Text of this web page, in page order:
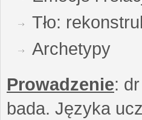
Tło:
Archetypy
Prowadzenie:
bada. Języka